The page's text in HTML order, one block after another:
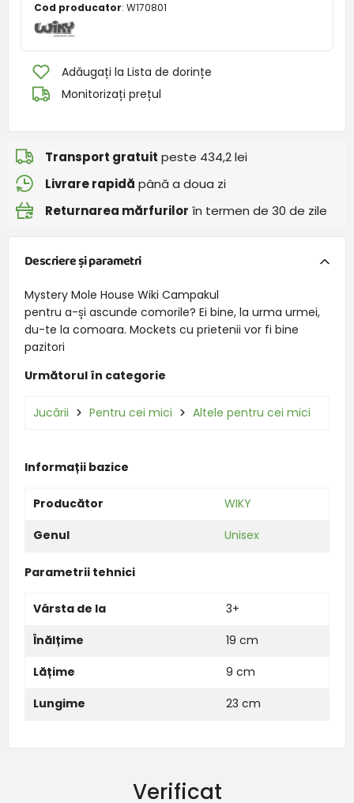
Cod producator: W170801
Adăugați la Lista de dorințe
Monitorizați prețul
Transport gratuit peste 434,2 lei
Livrare rapidă până a doua zi
Returnarea mărfurilor în termen de 30 de zile
Descriere și parametri
Mystery Mole House Wiki Campakul
pentru a-și ascunde comorile? Ei bine, la urma urmei,
du-te la comoara. Mockets cu prietenii vor fi bine
pazitori
Următorul în categorie
Jucării Pentru cei mici Altele pentru cei mici
Informații bazice
Producător
WIKY
Genul
Unisex
Parametrii tehnici
Vârsta de la
3+
Înălțime
19 cm
Lățime
9 cm
Lungime
23 cm
Verificat